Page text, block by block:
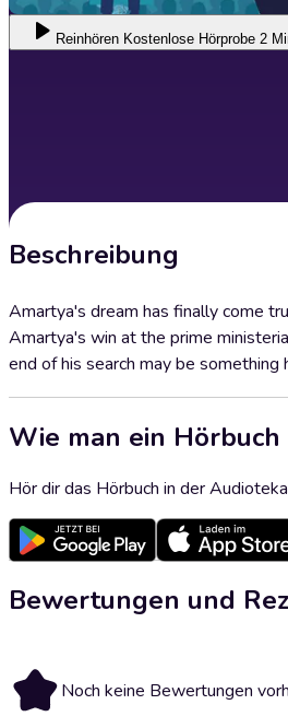
Reinhören Kostenlose Hörprobe 2
Beschreibung
Amartya's dream has finally come
Amartya's win at the prime
end of his search may be
Wie man ein
Hör dir das Hörbuch in der
Bewertungen und
Noch keine Bewertungen